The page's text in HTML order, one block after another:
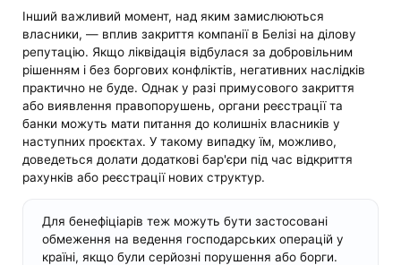
Інший важливий момент, над яким замислюються
власники, — вплив закриття компанії в Белізі на ділову
репутацію. Якщо ліквідація відбулася за добровільним
рішенням і без боргових конфліктів, негативних наслідків
практично не буде. Однак у разі примусового закриття
або виявлення правопорушень, органи реєстрації та
банки можуть мати питання до колишніх власників у
наступних проєктах. У такому випадку їм, можливо,
доведеться долати додаткові бар'єри під час відкриття
рахунків або реєстрації нових структур.
Для бенефіціарів теж можуть бути застосовані
обмеження на ведення господарських операцій у
країні, якщо були серйозні порушення або борги.